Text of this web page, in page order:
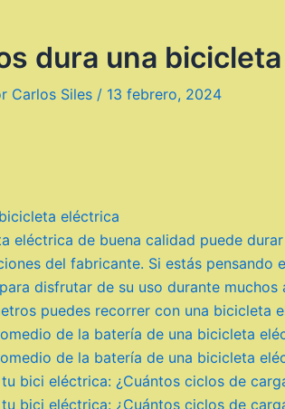
dura una
Carlos Siles / 13 febrero, 2024
eléctrica
eléctrica de buena calidad puede
del fabricante. Si estás
disfrutar de su uso durante muchos
puedes recorrer con una bicicleta
de la batería de una bicicleta
de la batería de una bicicleta
bici eléctrica: ¿Cuántos ciclos de
bici eléctrica: ¿Cuántos ciclos de